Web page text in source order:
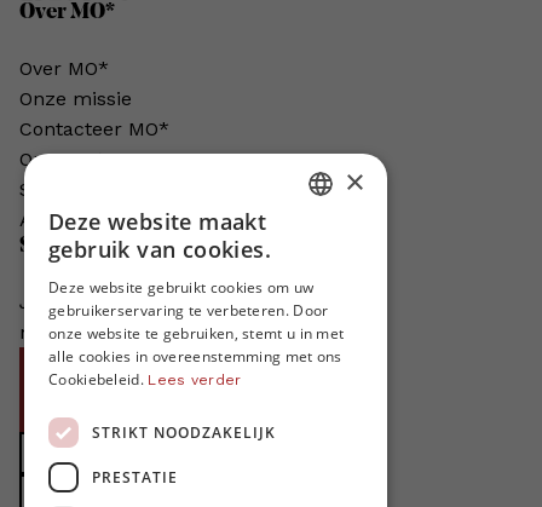
Over MO*
Over MO*
Onze missie
Contacteer MO*
Onze auteurs
Schrijven voor MO*?
Adverteren in MO*
Steun MO*
Je helpt ons groeien. MO* bestaat
niet zonder jouw steun!
Doe een gift
Zet MO* in uw testament
ENGLISH
×
Deze website maakt
gebruik van cookies.
Deze website gebruikt cookies om uw
gebruikerservaring te verbeteren. Door
onze website te gebruiken, stemt u in met
alle cookies in overeenstemming met ons
Cookiebeleid. Lees verder
STRIKT NOODZAKELIJK
PRESTATIE